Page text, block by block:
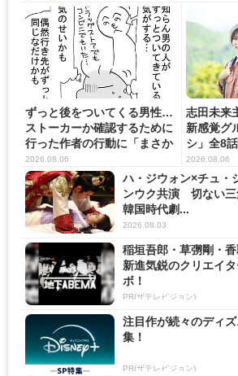
ずっと後をついてくる男性…
ストーカーか確認するために
行った作者の行動に「まさか
の...
2026.08.06
志田未来
新感覚グ
シ」全8
2026.08.06
ハ・ジウォン×チュ・
ンウク共演 切ない三
韓国時代劇...
2026.08.03
稲垣吾郎・草彅剛・
新進気鋭のクリエイ
ボ！
PR(ザテレビジョン)
注目作が続々のディ
集！
PR(ザテレビジョン)